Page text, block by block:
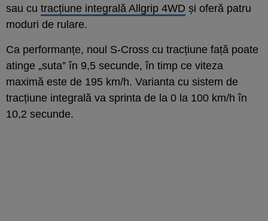
sau cu tracțiune integrală Allgrip 4WD și oferă patru
moduri de rulare.
Ca performanțe, noul S-Cross cu tracțiune față poate
atinge „suta” în 9,5 secunde, în timp ce viteza
maximă este de 195 km/h. Varianta cu sistem de
tracțiune integrală va sprinta de la 0 la 100 km/h în
10,2 secunde.